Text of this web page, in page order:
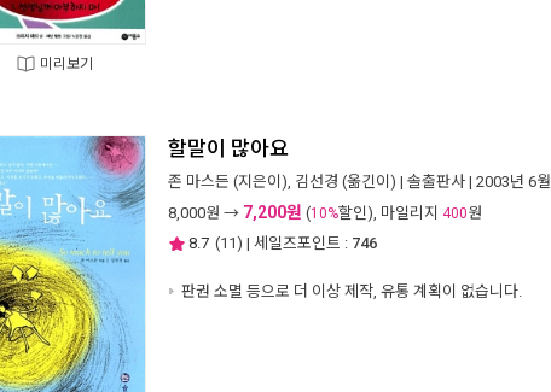
미리보기
할말이 많아요
존 마스든 (지은이), 김선경 (옮긴이) | 솔출판사 | 2003년 6월
8,000원 → 7,200원 (10%할인), 마일리지 400원
8.7 (11) | 세일즈포인트 : 746
판권 소멸 등으로 더 이상 제작, 유통 계획이 없습니다.